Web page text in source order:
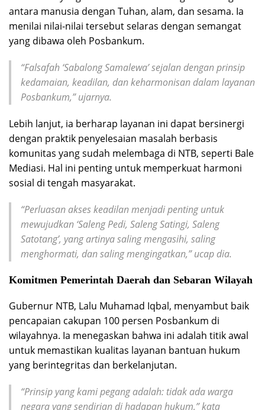
antara manusia dengan Tuhan, alam, dan sesama. Ia
menilai nilai-nilai tersebut selaras dengan semangat
yang dibawa oleh Posbankum.
“Falsafah ‘Sabalong Samalewa’ sejalan dengan prinsip
kedamaian, keadilan, dan keharmonisan dalam layanan
Posbankum,” ujarnya.
Lebih lanjut, ia berharap layanan ini dapat bersinergi
dengan praktik penyelesaian masalah berbasis
komunitas yang sudah melembaga di NTB, seperti Bale
Mediasi. Hal ini penting untuk memperkuat harmoni
sosial di tengah masyarakat.
“Perluasan akses keadilan menjadi penting untuk
mewujudkan ‘Saleng Pedi, Saleng Satingi, Saleng
Satotang’, yang artinya saling mengasihi, saling
menghormati, dan saling mengingatkan,” ucap dia.
Komitmen Pemerintah Daerah dan Sebaran Wilayah
Gubernur NTB, Lalu Muhamad Iqbal, menyambut baik
pencapaian cakupan 100 persen Posbankum di
wilayahnya. Ia menegaskan bahwa ini adalah titik awal
untuk memastikan kualitas layanan bantuan hukum
yang berintegritas dan berkelanjutan.
“Prinsip yang kami pegang adalah: tidak ada warga
negara yang sendirian di hadapan hukum,” kata